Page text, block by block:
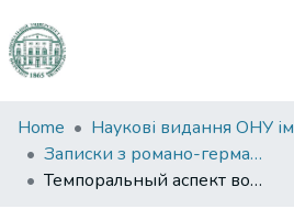
Communities
&
Collections
Home
Записки з романо-германської філології
Темпоральный аспект воображаемых миров художественной прозы: ретроспекция